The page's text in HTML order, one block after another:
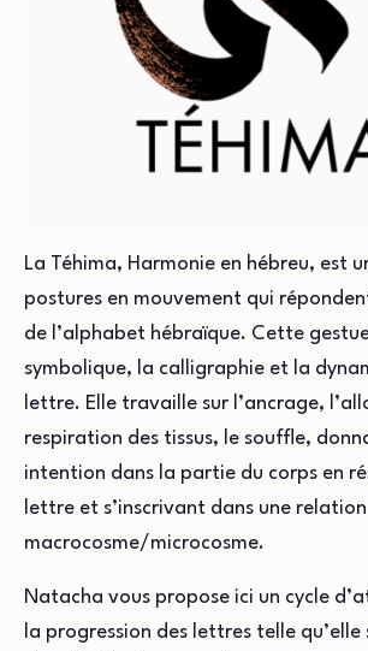
La Téhima, Harmonie en hébreu, est
postures en mouvement qui
de l’alphabet hébraïque. Cette
symbolique, la calligraphie et la
lettre. Elle travaille sur l’ancrage,
respiration des tissus, le souffle,
intention dans la partie du corps en
lettre et s’inscrivant dans une relation
macrocosme/microcosme.
Natacha vous propose ici un cycle
la progression des lettres telle qu’elle